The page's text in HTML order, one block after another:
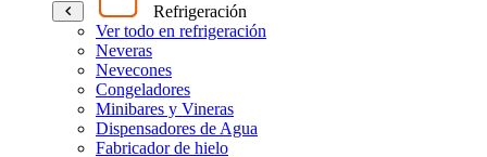
Refrigeración
Ver todo en refrigeración
Neveras
Nevecones
Congeladores
Minibares y Vineras
Dispensadores de Agua
Fabricador de hielo